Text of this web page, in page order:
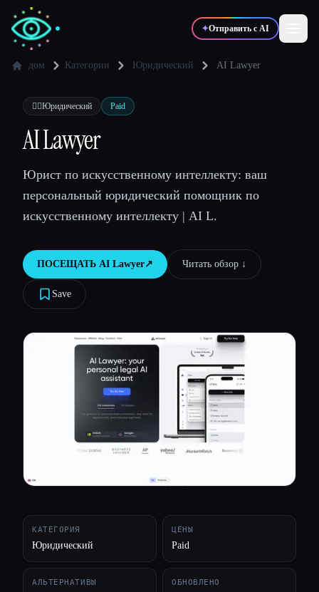
✦Отправить с AI
✍️Писатели
💻 Разработчики
🎓Студенты 🎬 Креаторы
Блог
Сравнить инструменты
Все категории
дом Категории Юридический AI Lawyer
👩‍⚖️Юридический Paid
AI Lawyer
Юрист по искусственному интеллекту: ваш
персональный юридический помощник по
искусственному интеллекту | AI L.
ПОСЕЩАТЬ AI Lawyer↗︎ Читать обзор ↓︎
Save
КАТЕГОРИЯ
Юридический
ЦЕНЫ
Paid
АЛЬТЕРНАТИВЫ ОБНОВЛЕНО